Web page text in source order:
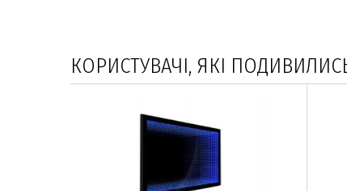
КОРИСТУВАЧІ, ЯКІ